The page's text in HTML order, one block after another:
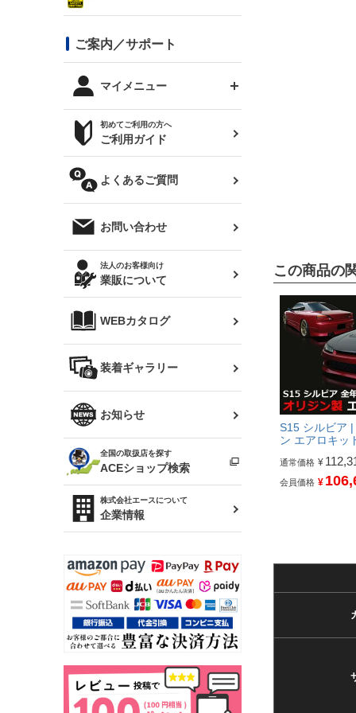
スタイリッシュライン
ボンネット
カナード
外装・補修パーツ
オリジンアーム(足回り)
レンズ
マフラー
リアウイング
リアゲート
メンテナンスパーツ
DTM:exclusive
まつど家 鉄八
JZX110 マークⅡ
ハイエース
レビン
トレノ
マークX
クラウン
クラウンマジェスタ
アリスト
ソアラ
アルテッツァ
プロボックス
RAV4
シルビア S14 前期
シルビア S15
180SX
ワンビア
Z32 フェアレディZ
R34 スカイライン
スカイライン
（ER34/R33/ECR33/R32）
キャラバン
ローレル
セフィーロ
RX-7
スバル
BRZ
レクサス
三菱
デリカ D:5
軽自動車
汎用
コンバットアイ用ライト
オプションタイヤ
サマータイヤ
ジムニー用タイヤ
ハイエース・バン用タイ
ホイールナット
ステッカー
トップス(半袖)
トップス(長袖)
パーカー
オーバーオール(つなぎ)
タオル
帽子
バッグ
ファッション小物
雑貨・ステーショナリー
ベビー用品
ご案内／サポート
マイメニュー
ログインする
お気に入りリスト
クーポンを見る
閲覧履歴
ニュースレターお申し込み
初めてご利用の方へ
ご利用ガイド
よくあるご質問
お問い合わせ
法人のお客様向け
業販について
WEBカタログ
装着ギャラリー
お知らせ
全国の取扱店を探す
ACEショップ検索
株式会社エースについて
企業情報
この商品の
S15 シルビア
ン エアロキッ
通常価格 ¥
会員価格 ¥